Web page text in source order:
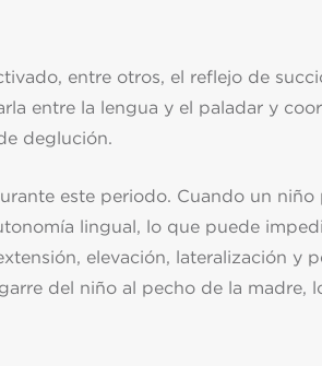
entre otros, el reflejo de
entre la lengua y el paladar y
deglución.
este periodo. Cuando un niño
lingual, lo que puede
elevación, lateralización y
del niño al pecho de la madre,